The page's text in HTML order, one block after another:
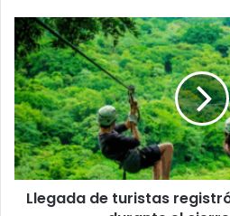
ensayos
geofísicos
Llegada
de
turistas
registró
un
leve
incremento
durante
el
cierre
Llegada de turistas